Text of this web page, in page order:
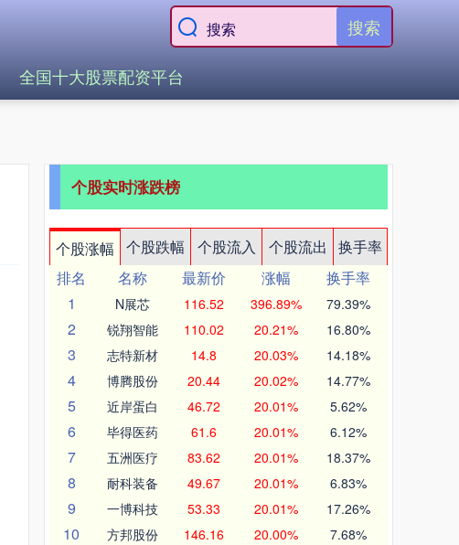
搜索
全国十大股票配资平台
个股实时涨跌榜
个股涨幅 个股跌幅 个股流入 个股流出
换手率
排名
名称 最新价 涨幅
换手率
1
N展芯 116.52 396.89% 79.39%
2 锐翔智能 110.02 20.21% 16.80%
3 志特新材 14.8 20.03% 14.18%
4 博腾股份 20.44 20.02% 14.77%
5 近岸蛋白 46.72 20.01% 5.62%
6 毕得医药 61.6 20.01% 6.12%
7 五洲医疗 83.62 20.01% 18.37%
8 耐科装备 49.67 20.01% 6.83%
9 一博科技 53.33 20.01% 17.26%
10 方邦股份 146.16 20.00% 7.68%